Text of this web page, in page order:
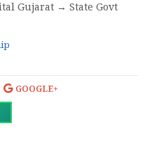
Gujarat → State Govt
GOOGLE+